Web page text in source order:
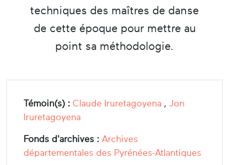
techniques des maîtres de danse
de cette époque pour mettre au
point sa méthodologie.
Témoin(s) : Claude Iruretagoyena , Jon
Iruretagoyena
Fonds d'archives : Archives
départementales des Pyrénées-Atlantiques